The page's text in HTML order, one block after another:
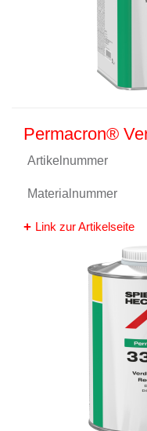
Permacron®
Artikelnummer
Materialnummer
Link zur Artikelseite